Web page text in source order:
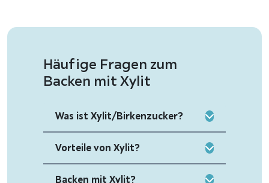
Häufige Fragen zum
Backen mit Xylit
Was ist Xylit/Birkenzucker?
Vorteile von Xylit?
Backen mit Xylit?